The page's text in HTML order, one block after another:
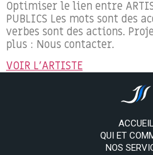
Optimiser le lien entre
PUBLICS Les mots sont des
verbes sont des actions.
plus : Nous contacter.
VOIR L'ARTISTE
QUI ET
NOS